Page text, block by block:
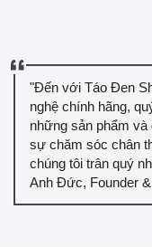
"Đến với Táo Đen
nghệ chính hãng,
những sản phẩm
sự chăm sóc chân
chúng tôi trân quý
Anh Đức, Founder